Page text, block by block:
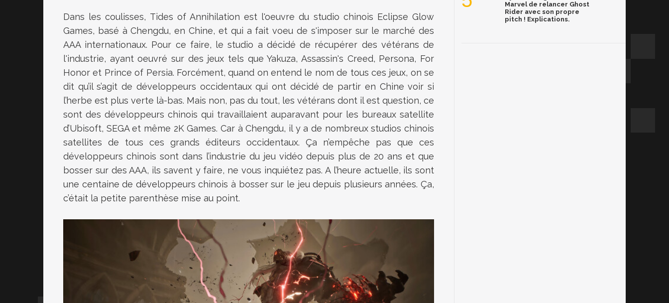
Dans les coulisses, Tides of Annihilation est l'oeuvre du studio chinois Eclipse Glow
Games, basé à Chengdu, en Chine, et qui a fait voeu de s'imposer sur le marché des
AAA internationaux. Pour ce faire, le studio a décidé de récupérer des vétérans de
l'industrie, ayant oeuvré sur des jeux tels que Yakuza, Assassin's Creed, Persona, For
Honor et Prince of Persia. Forcément, quand on entend le nom de tous ces jeux, on se
dit qu’il s’agit de développeurs occidentaux qui ont décidé de partir en Chine voir si
l’herbe est plus verte là-bas. Mais non, pas du tout, les vétérans dont il est question, ce
sont des développeurs chinois qui travaillaient auparavant pour les bureaux satellite
d’Ubisoft, SEGA et même 2K Games. Car à Chengdu, il y a de nombreux studios chinois
satellites de tous ces grands éditeurs occidentaux. Ça n’empêche pas que ces
développeurs chinois sont dans l’industrie du jeu vidéo depuis plus de 20 ans et que
bosser sur des AAA, ils savent y faire, ne vous inquiétez pas. A l’heure actuelle, ils sont
une centaine de développeurs chinois à bosser sur le jeu depuis plusieurs années. Ça,
c’était la petite parenthèse mise au point.
Marvel de relancer Ghost
Rider avec son propre
pitch ! Explications.